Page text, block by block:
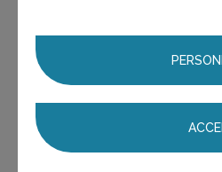
Boutique(1